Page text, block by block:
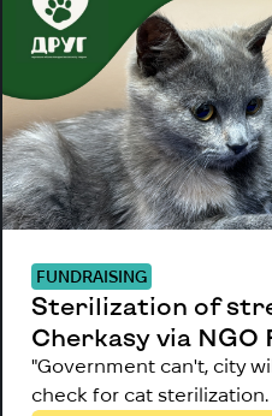
FUNDRAISING
Sterilization of
Cherkasy via NGO
"Government can't, city
check for cat sterilization.